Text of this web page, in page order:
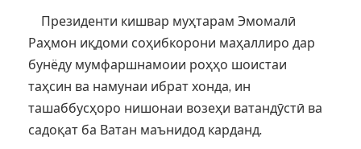
Президенти кишвар муҳтарам Эмомалӣ
Раҳмон иқдоми соҳибкорони маҳаллиро дар
бунёду мумфаршнамоии роҳҳо шоистаи
таҳсин ва намунаи ибрат хонда, ин
ташаббусҳоро нишонаи возеҳи ватандӯстӣ ва
садоқат ба Ватан маънидод карданд.